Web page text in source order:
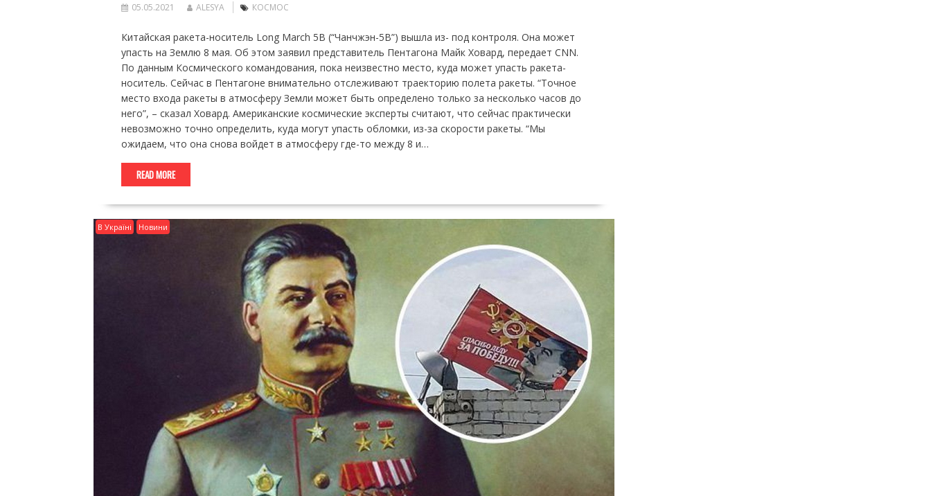
05.05.2021 ALESYA КОСМОС
Китайская ракета-носитель Long March 5B (“Чанчжэн-5В”) вышла из- под контроля. Она может
упасть на Землю 8 мая. Об этом заявил представитель Пентагона Майк Ховард, передает CNN.
По данным Космического командования, пока неизвестно место, куда может упасть ракета-
носитель. Сейчас в Пентагоне внимательно отслеживают траекторию полета ракеты. “Точное
место входа ракеты в атмосферу Земли может быть определено только за несколько часов до
него”, – сказал Ховард. Американские космические эксперты считают, что сейчас практически
невозможно точно определить, куда могут упасть обломки, из-за скорости ракеты. “Мы
ожидаем, что она снова войдет в атмосферу где-то между 8 и…
READ MORE
В Україні Новини